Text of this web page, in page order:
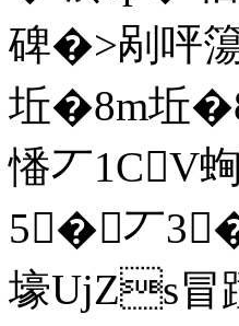
碑�>剐呯
坵�8m坵
憣丆1CV
5� 丆3�
壕UjZs冒